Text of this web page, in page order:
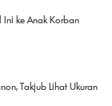
Ini ke Anak Korban
Takjub Lihat Ukuran